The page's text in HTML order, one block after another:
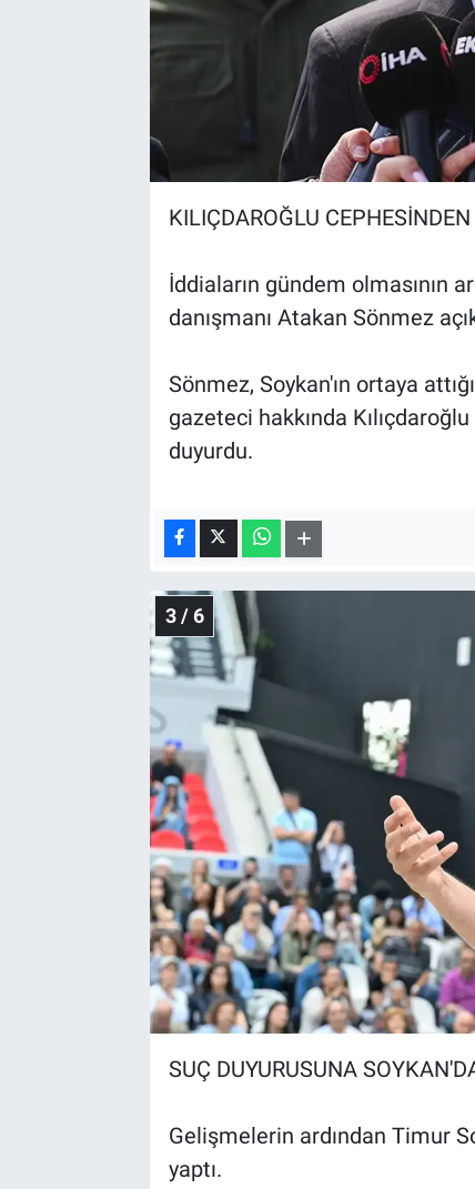
KILIÇDAROĞLU
İddiaların gündem olmasının
danışmanı Atakan Sönmez
Sönmez, Soykan'ın ortaya
gazeteci hakkında
duyurdu.
3 / 6
SUÇ DUYURUSUNA
Gelişmelerin ardından Timur
yaptı.